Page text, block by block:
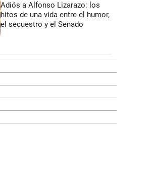
Adiós a Alfonso Lizarazo: los
hitos de una vida entre el humor,
el secuestro y el Senado